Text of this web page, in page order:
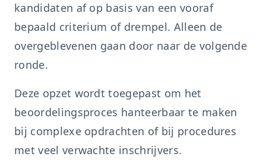
kandidaten af op basis van een vooraf
bepaald criterium of drempel. Alleen de
overgeblevenen gaan door naar de volgende
ronde.
Deze opzet wordt toegepast om het
beoordelingsproces hanteerbaar te maken
bij complexe opdrachten of bij procedures
met veel verwachte inschrijvers.